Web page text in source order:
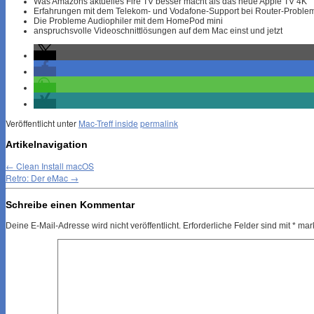
Erfahrungen mit dem Telekom- und Vodafone-Support bei Router-
Die Probleme Audiophiler mit dem HomePod mini
anspruchsvolle Videoschnittlösungen auf dem Mac einst und jetzt
Veröffentlicht unter Mac-Treff inside permalink
Artikelnavigation
← Clean Install macOS
Retro: Der eMac →
Schreibe einen Kommentar
Deine E-Mail-Adresse wird nicht veröffentlicht. Erforderliche Felder sind mit *